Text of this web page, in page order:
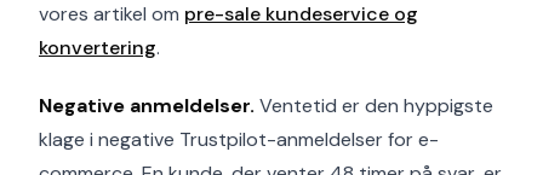
vores artikel om pre-sale kundeservice og
konvertering.
Negative anmeldelser. Ventetid er den hyppigste
klage i negative Trustpilot-anmeldelser for e-